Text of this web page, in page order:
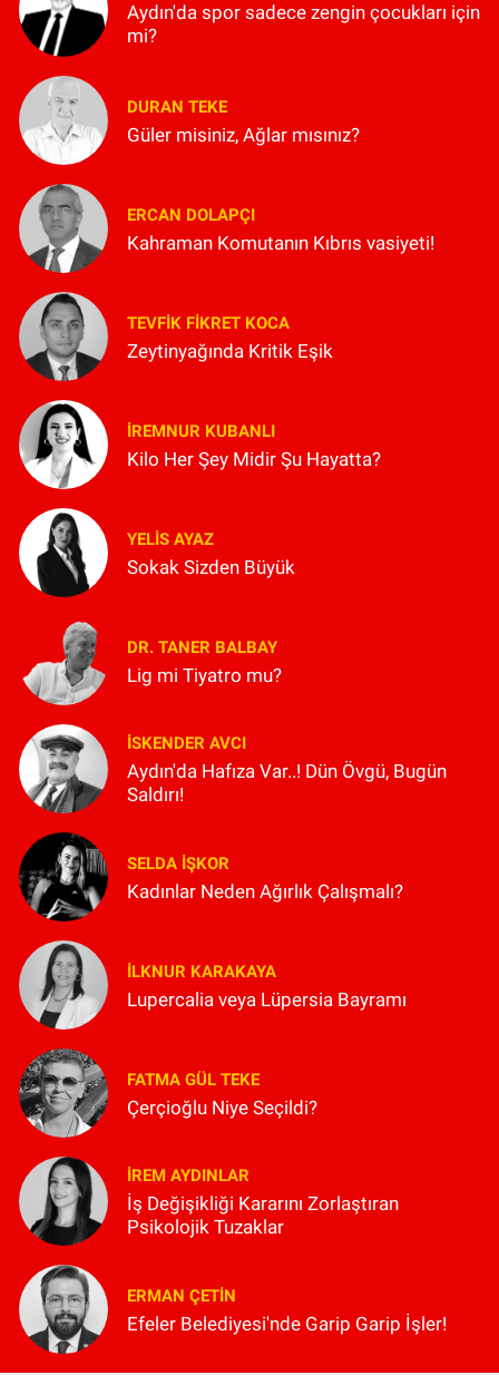
Aydın'da spor sadece zengin çocukları için
mi?
DURAN TEKE
Güler misiniz, Ağlar mısınız?
ERCAN DOLAPÇI
Kahraman Komutanın Kıbrıs vasiyeti!
TEVFIK FIKRET KOCA
Zeytinyağında Kritik Eşik
İREMNUR KUBANLI
Kilo Her Şey Midir Şu Hayatta?
YELIS AYAZ
Sokak Sizden Büyük
DR. TANER BALBAY
Lig mi Tiyatro mu?
İSKENDER AVCI
Aydın'da Hafıza Var..! Dün Övgü, Bugün
Saldırı!
SELDA İŞKOR
Kadınlar Neden Ağırlık Çalışmalı?
İLKNUR KARAKAYA
Lupercalia veya Lüpersia Bayramı
FATMA GÜL TEKE
Çerçioğlu Niye Seçildi?
İREM AYDINLAR
İş Değişikliği Kararını Zorlaştıran
Psikolojik Tuzaklar
ERMAN ÇETIN
Efeler Belediyesi'nde Garip Garip İşler!